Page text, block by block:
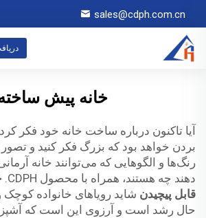
sales@cdph.com.cn
خانه پیش
آیا تاکنون درباره ساخت خانه خود فکر
بردن خواهد بود که بزرگ فکر کنید و تصور
رنگ‌ها و الگوهایی که می‌توانند خانه
دهند چه هستند، همراه با محصول CDPH.
قابل پیچیدن شاید رویاهای خانواده
حال رشد است و آرزوی این است که